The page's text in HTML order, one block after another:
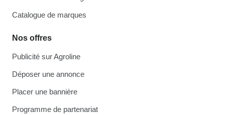
Catalogue de marques
Nos offres
Publicité sur Agroline
Déposer une annonce
Placer une bannière
Programme de partenariat